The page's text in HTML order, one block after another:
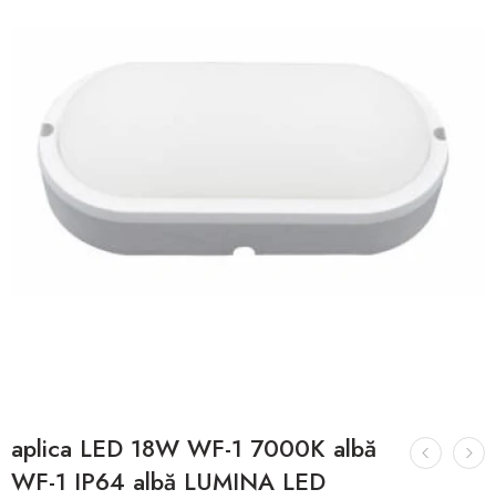
aplica LED 18W WF-1 7000K albă
WF-1 IP64 albă LUMINA LED